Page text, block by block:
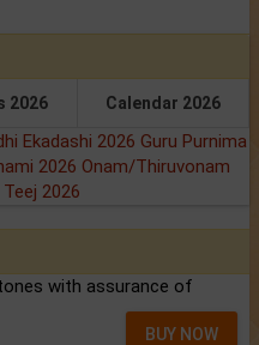
2026 Calendar 2026
Ekadashi 2026 Guru Purnima
2026 Onam/Thiruvonam
Teej 2026
with assurance of
BUY NOW